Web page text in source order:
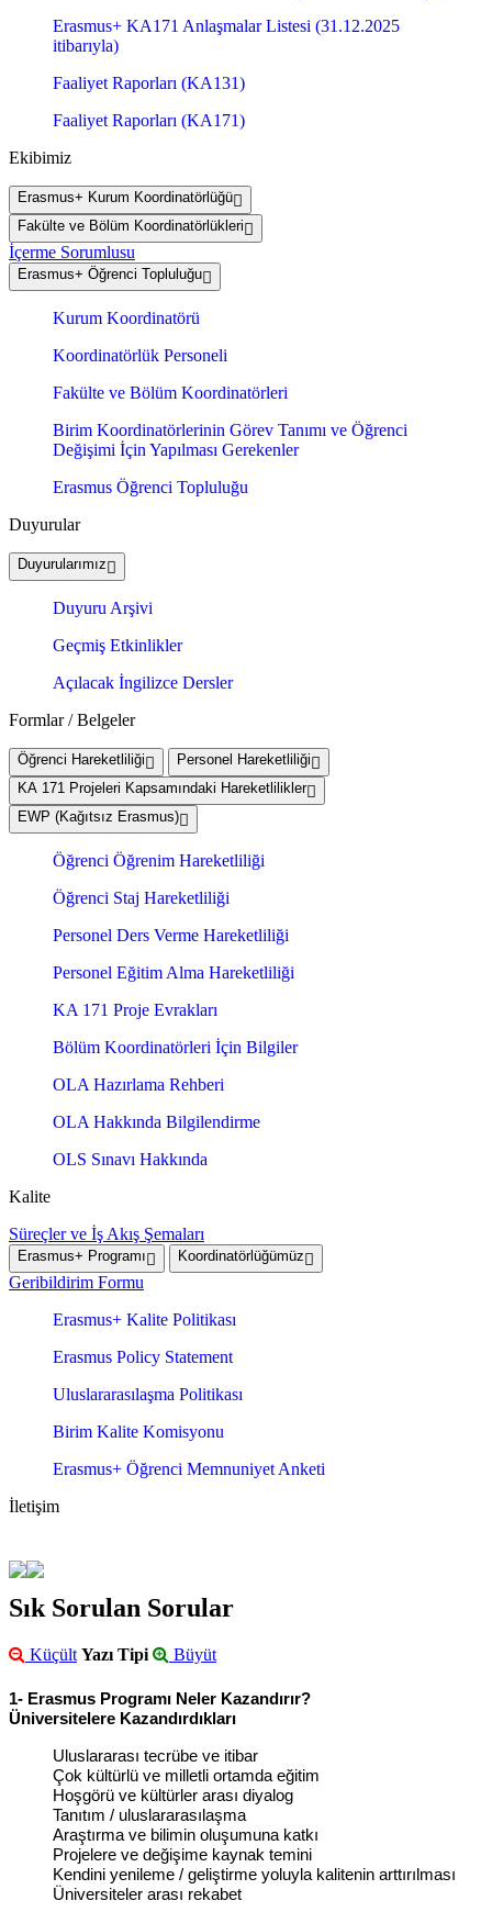
Erasmus+ KA171 Anlaşmalar Listesi (31.12.2025
itibarıyla)
Faaliyet Raporları (KA131)
Faaliyet Raporları (KA171)
Ekibimiz
Erasmus+ Kurum Koordinatörlüğü
Fakülte ve Bölüm Koordinatörlükleri
İçerme Sorumlusu
Erasmus+ Öğrenci Topluluğu
Kurum Koordinatörü
Koordinatörlük Personeli
Fakülte ve Bölüm Koordinatörleri
Birim Koordinatörlerinin Görev Tanımı ve Öğrenci
Değişimi İçin Yapılması Gerekenler
Erasmus Öğrenci Topluluğu
Duyurular
Duyurularımız
Duyuru Arşivi
Geçmiş Etkinlikler
Açılacak İngilizce Dersler
Formlar / Belgeler
Öğrenci Hareketliliği
Personel Hareketliliği
KA 171 Projeleri Kapsamındaki Hareketlilikler
EWP (Kağıtsız Erasmus)
Öğrenci Öğrenim Hareketliliği
Öğrenci Staj Hareketliliği
Personel Ders Verme Hareketliliği
Personel Eğitim Alma Hareketliliği
KA 171 Proje Evrakları
Bölüm Koordinatörleri İçin Bilgiler
OLA Hazırlama Rehberi
OLA Hakkında Bilgilendirme
OLS Sınavı Hakkında
Kalite
Süreçler ve İş Akış Şemaları
Erasmus+ Programı Koordinatörlüğümüz
Geribildirim Formu
Erasmus+ Kalite Politikası
Erasmus Policy Statement
Uluslararasılaşma Politikası
Birim Kalite Komisyonu
Erasmus+ Öğrenci Memnuniyet Anketi
İletişim
Sık Sorulan Sorular
Küçült Yazı Tipi Büyüt
1- Erasmus Programı Neler Kazandırır?
Üniversitelere Kazandırdıkları
Uluslararası tecrübe ve itibar
Çok kültürlü ve milletli ortamda eğitim
Hoşgörü ve kültürler arası diyalog
Tanıtım / uluslararasılaşma
Araştırma ve bilimin oluşumuna katkı
Projelere ve değişime kaynak temini
Kendini yenileme / geliştirme yoluyla kalitenin arttırılması
Üniversiteler arası rekabet